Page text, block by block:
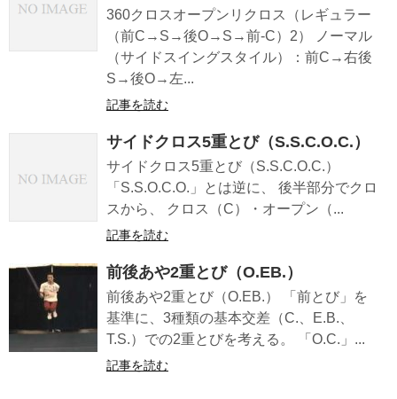
360クロスオープンリクロス（レギュラー
（前C→S→後O→S→前-C）2） ノーマル
（サイドスイングスタイル）：前C→右後
S→後O→左...
記事を読む
サイドクロス5重とび（S.S.C.O.C.）
サイドクロス5重とび（S.S.C.O.C.）
「S.S.O.C.O.」とは逆に、 後半部分でクロ
スから、 クロス（C）・オープン（...
記事を読む
前後あや2重とび（O.EB.）
前後あや2重とび（O.EB.） 「前とび」を
基準に、3種類の基本交差（C.、E.B.、
T.S.）での2重とびを考える。 「O.C.」...
記事を読む